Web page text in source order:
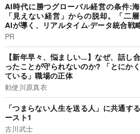
AI時代に勝つグローバル経営の条件:
「見えない経営」からの脱却。「二
AIが導く、リアルタイム·データ統合戦
PR
【新年早々、悩ましい...】なぜ、話し
ったことが守られないのか? 「とにか
ている」職場の正体
勅使川原真衣
「つまらない人生を送る人」に共通す
ースト1
古川武士